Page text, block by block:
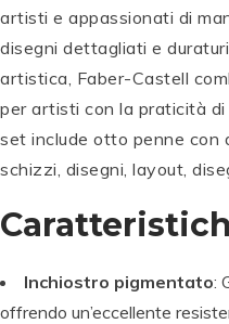
artisti e appassionati di
disegni dettagliati e
artistica, Faber-Castell
per artisti con la praticità di
set include otto penne con
schizzi, disegni, layout,
Inchiostro pigmentato:
offrendo un’eccellente